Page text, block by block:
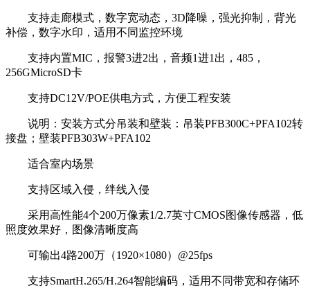
支持走廊模式，数字宽动态，3D降噪，强光抑制，背光
补偿，数字水印，适用不同监控环境
支持内置MIC，报警3进2出，音频1进1出，485，
256GMicroSD卡
支持DC12V/POE供电方式，方便工程安装
说明：安装方式分吊装和壁装：吊装PFB300C+PFA102转
接盘；壁装PFB303W+PFA102
适合室内场景
支持区域入侵，绊线入侵
采用高性能4个200万像素1/2.7英寸CMOS图像传感器，低
照度效果好，图像清晰度高
可输出4路200万（1920×1080）@25fps
支持SmartH.265/H.264智能编码，适用不同带宽和存储环